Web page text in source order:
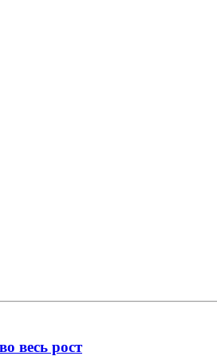
весь рост